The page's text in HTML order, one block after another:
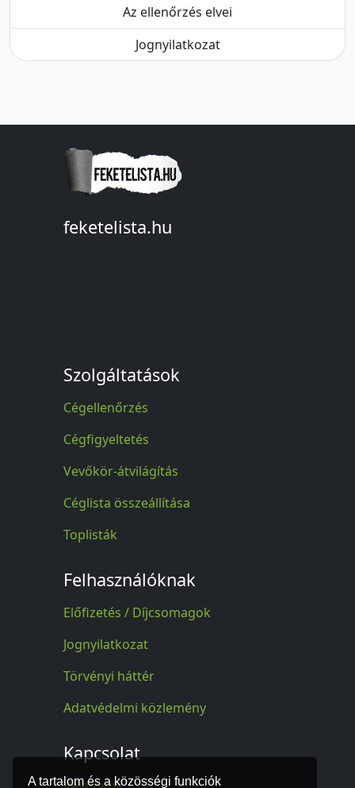
A tartalom és a közösségi funkciók
Az ellenőrzés elvei
Jognyilatkozat
feketelista.hu
Szolgáltatások
Cégellenőrzés
Cégfigyeltetés
Vevőkör-átvilágítás
Céglista összeállítása
Toplisták
Felhasználóknak
Előfizetés / Díjcsomagok
Jognyilatkozat
Törvényi háttér
Adatvédelmi közlemény
Kapcsolat